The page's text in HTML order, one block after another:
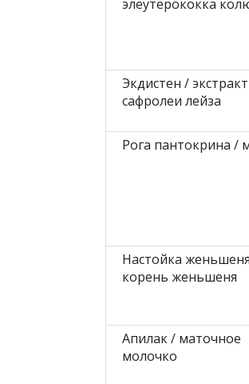
элеутерококка
Экдистен / экстракт
сафролеи лейза
Рога пантокрина /
Настойка
корень женьшеня
Апилак / маточное
молочко